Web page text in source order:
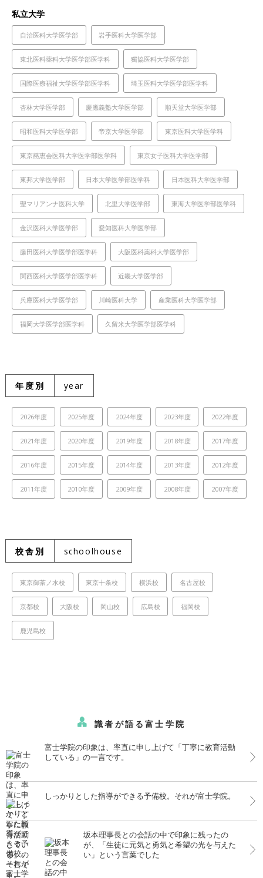
私立大学
自治医科大学医学部 岩手医科大学医学部
東北医科薬科大学医学部医学科 獨協医科大学医学部
国際医療福祉大学医学部医学科 埼玉医科大学医学部医学科
杏林大学医学部 慶應義塾大学医学部 順天堂大学医学部
昭和医科大学医学部 帝京大学医学部 東京医科大学医学科
東京慈恵会医科大学医学部医学科 東京女子医科大学医学部
東邦大学医学部 日本大学医学部医学科 日本医科大学医学部
聖マリアンナ医科大学 北里大学医学部 東海大学医学部医学科
金沢医科大学医学部 愛知医科大学医学部
藤田医科大学医学部医学科 大阪医科薬科大学医学部
関西医科大学医学部医学科 近畿大学医学部
兵庫医科大学医学部 川崎医科大学 産業医科大学医学部
福岡大学医学部医学科 久留米大学医学部医学科
年度別 year
2026年度 2025年度 2024年度 2023年度 2022年度
2021年度 2020年度 2019年度 2018年度 2017年度
2016年度 2015年度 2014年度 2013年度 2012年度
2011年度 2010年度 2009年度 2008年度 2007年度
校舎別 schoolhouse
東京御茶ノ水校 東京十条校 横浜校 名古屋校
京都校 大阪校 岡山校 広島校 福岡校
鹿児島校
識者が語る富士学院
富士学院の印象は、率直に申し上げて「丁寧に教育活動
している」の一言です。
しっかりとした指導ができる予備校。それが富士学院。
坂本理事長との会話の中で印象に残ったの
が、「生徒に元気と勇気と希望の光を与えた
い」という言葉でした